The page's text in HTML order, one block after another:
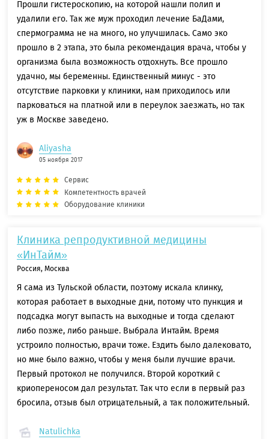
Прошли гистероскопию, на которой нашли полип и
удалили его. Так же муж проходил лечение БаДами,
спермограмма не на много, но улучшилась. Само эко
прошло в 2 этапа, это была рекомендация врача, чтобы у
организма была возможность отдохнуть. Все прошло
удачно, мы беременны. Единственный минус - это
отсутствие парковки у клиники, нам приходилось или
парковаться на платной или в переулок заезжать, но так
уж в Москве заведено.
Aliyasha
05 ноября 2017
Сервис
Компетентность врачей
Оборудование клиники
Клиника репродуктивной медицины
«ИнТайм»
Россия, Москва
Я сама из Тульской области, поэтому искала клинку,
которая работает в выходные дни, потому что пункция и
подсадка могут выпасть на выходные и тогда сделают
либо позже, либо раньше. Выбрала Интайм. Время
устроило полностью, врачи тоже. Ездить было далековато,
но мне было важно, чтобы у меня были лучшие врачи.
Первый протокол не получился. Второй короткий с
криопереносом дал результат. Так что если в первый раз
бросила, отзыв был отрицательный, а так положительный.
Natulichka